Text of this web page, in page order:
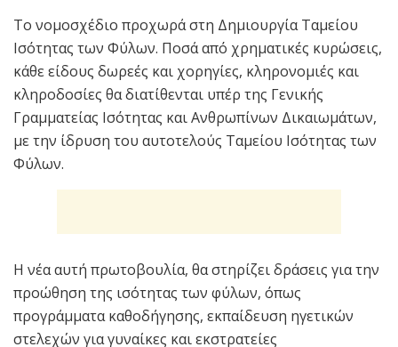
Το νομοσχέδιο προχωρά στη Δημιουργία Ταμείου
Ισότητας των Φύλων. Ποσά από χρηματικές κυρώσεις,
κάθε είδους δωρεές και χορηγίες, κληρονομιές και
κληροδοσίες θα διατίθενται υπέρ της Γενικής
Γραμματείας Ισότητας και Ανθρωπίνων Δικαιωμάτων,
με την ίδρυση του αυτοτελούς Ταμείου Ισότητας των
Φύλων.
Η νέα αυτή πρωτοβουλία, θα στηρίζει δράσεις για την
προώθηση της ισότητας των φύλων, όπως
προγράμματα καθοδήγησης, εκπαίδευση ηγετικών
στελεχών για γυναίκες και εκστρατείες